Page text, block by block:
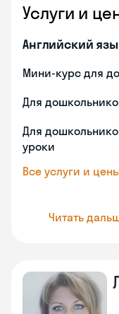
Услуги и
Английский
Мини-курс для
Для
Для
уроки
Все услуги и
Читать